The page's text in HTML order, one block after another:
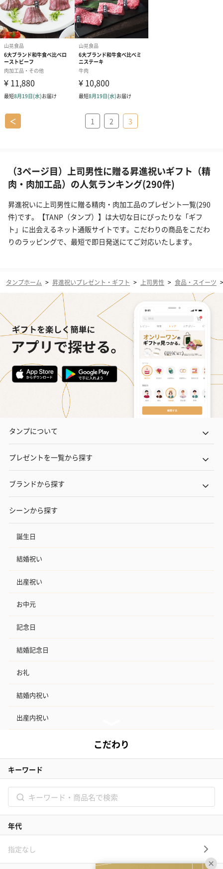
＜ 1 2 3
（3ページ目）上司男性に贈る昇進祝いギフト（精
肉・肉加工品）の人気ランキング(290件)
昇進祝いに上司男性に贈る精肉・肉加工品のプレゼント一覧(290
件)です。【TANP（タンプ）】は大切な日にぴったりな「ギフ
ト」に出会えるネット通販サイトです。こだわりの商品をこだわ
りのラッピングで、最短で即日発送にてご対応いたします。
タンプホーム > 昇進祝いプレゼント・ギフト > 上司男性 > 食品・スイーツ
タンプについて
プレゼントを一覧から探す
ブランドから探す
シーンから探す
誕生日
結婚祝い
出産祝い
お中元
記念日
結婚記念日
お礼
結婚内祝い
出産内祝い
ご利用ガイド
ヘルプ・お問い合わせ